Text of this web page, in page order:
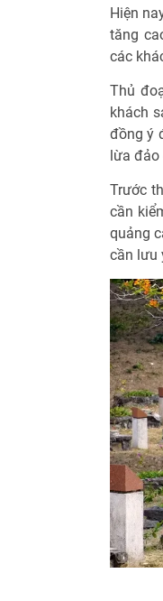
Hiện
tăng
các
Thủ
khách
đồng ý
lừa đảo
Trước
cần
quảng
cần lưu